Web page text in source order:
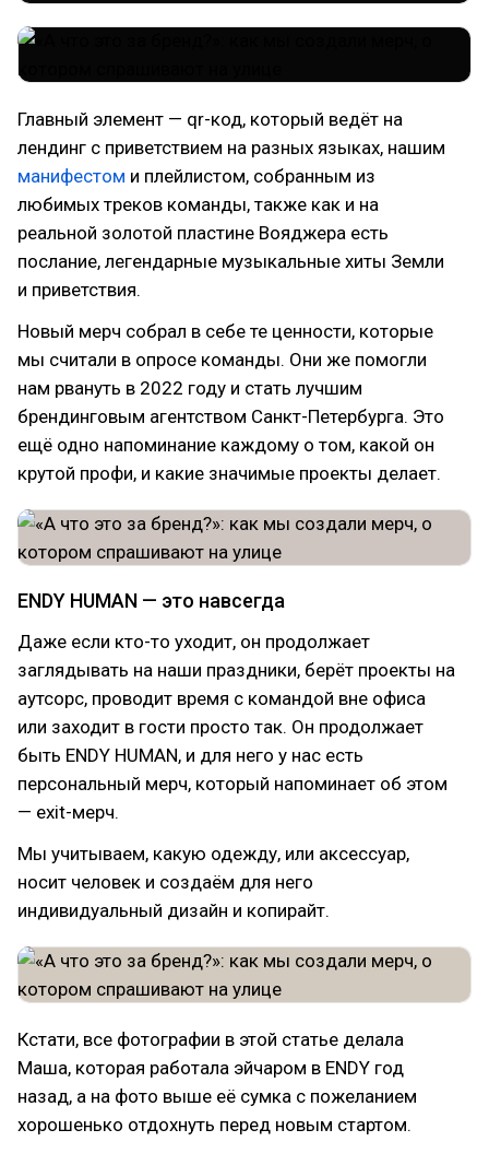
Главный элемент — qr-код, который ведёт на
лендинг с приветствием на разных языках, нашим
манифестом и плейлистом, собранным из
любимых треков команды, также как и на
реальной золотой пластине Вояджера есть
послание, легендарные музыкальные хиты Земли
и приветствия.
Новый мерч собрал в себе те ценности, которые
мы считали в опросе команды. Они же помогли
нам рвануть в 2022 году и стать лучшим
брендинговым агентством Санкт-Петербурга. Это
ещё одно напоминание каждому о том, какой он
крутой профи, и какие значимые проекты делает.
ENDY HUMAN — это навсегда
Даже если кто-то уходит, он продолжает
заглядывать на наши праздники, берёт проекты на
аутсорс, проводит время с командой вне офиса
или заходит в гости просто так. Он продолжает
быть ENDY HUMAN, и для него у нас есть
персональный мерч, который напоминает об этом
— exit-мерч.
Мы учитываем, какую одежду, или аксессуар,
носит человек и создаём для него
индивидуальный дизайн и копирайт.
Кстати, все фотографии в этой статье делала
Маша, которая работала эйчаром в ENDY год
назад, а на фото выше её сумка с пожеланием
хорошенько отдохнуть перед новым стартом.